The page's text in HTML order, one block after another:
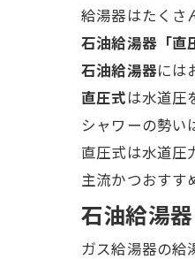
給湯器はたくさ
石油給湯器「直
石油給湯器には
直圧式は水道圧
シャワーの勢い
直圧式は水道圧
主流かつおすす
石油給湯
ガス給湯器の給